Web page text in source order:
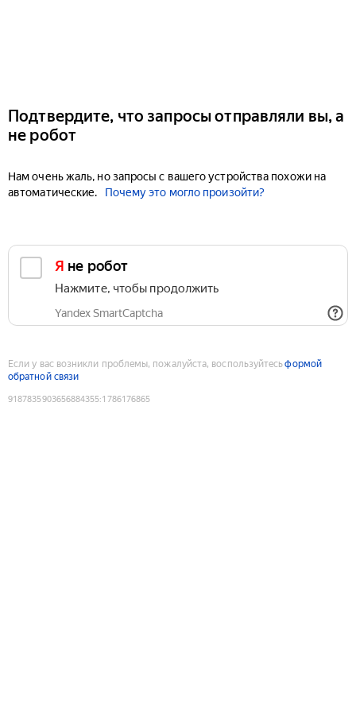
Подтвердите, что запросы отправляли вы, а
не робот
Нам очень жаль, но запросы с вашего устройства похожи на
автоматические.
Почему это могло произойти?
Я не робот
Нажмите, чтобы продолжить
Yandex SmartCaptcha
Если у вас возникли проблемы, пожалуйста, воспользуйтесьформой
обратной связи
9187835903656884355:1786176865